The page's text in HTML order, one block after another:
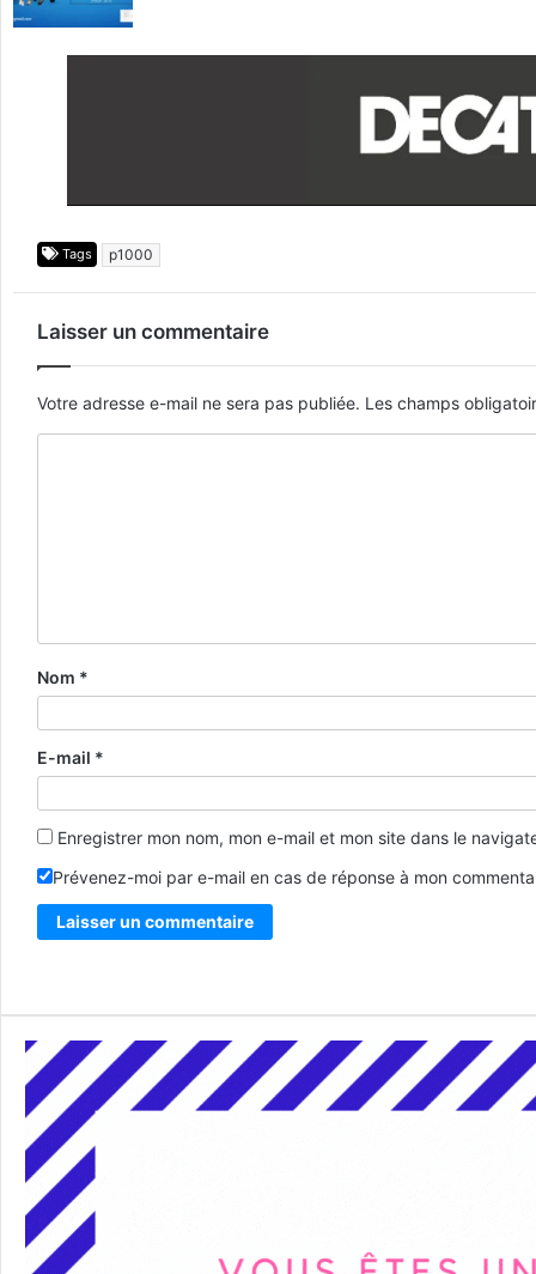
Tags p1000
Laisser un commentaire
Votre adresse e-mail ne sera pas publiée. Les champs
Nom *
E-mail *
Enregistrer mon nom, mon e-mail et mon site dans le
Prévenez-moi par e-mail en cas de réponse à mon